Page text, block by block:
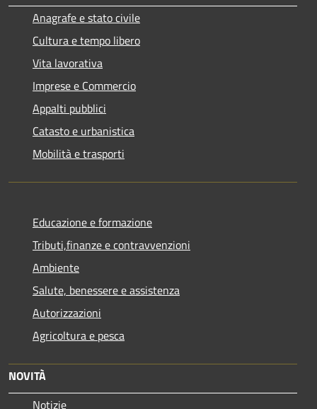
Anagrafe e stato civile
Cultura e tempo libero
Vita lavorativa
Imprese e Commercio
Appalti pubblici
Catasto e urbanistica
Mobilità e trasporti
Educazione e formazione
Tributi,finanze e contravvenzioni
Ambiente
Salute, benessere e assistenza
Autorizzazioni
Agricoltura e pesca
NOVITÀ
Notizie